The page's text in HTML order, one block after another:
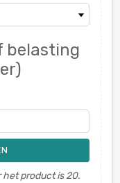
belasting
product is 20.